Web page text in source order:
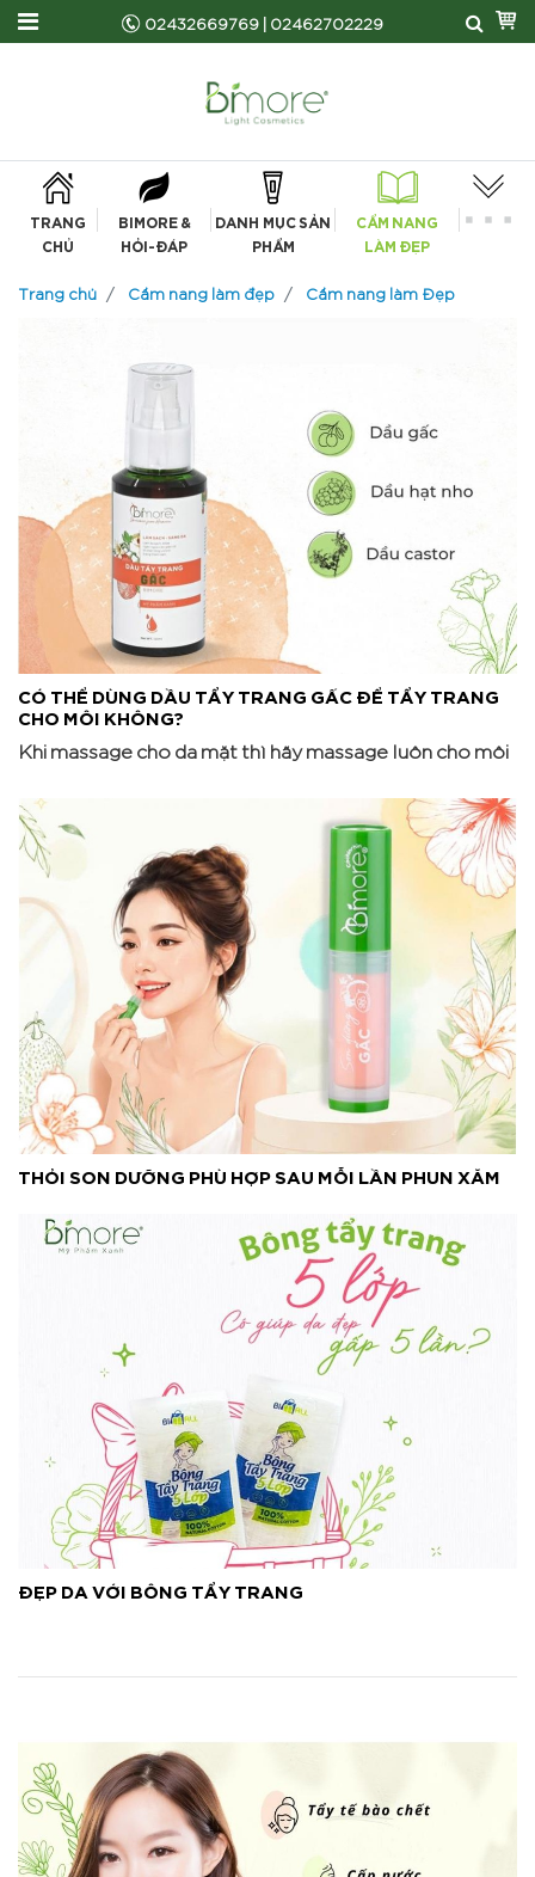
02432669769|02462702229
TRANG
CHỦ
BIMORE &
HỎI-ĐÁP
DANH MỤC SẢN
PHẨM
CẨM NANG
LÀM ĐẸP
Trang chủ Cẩm nang làm đẹp Cẩm nang làm Đẹp
CÓ THỂ DÙNG DẦU TẨY TRANG GẤC ĐỂ TẨY TRANG
CHO MÔI KHÔNG?
Khi massage cho da mặt thì hãy massage luôn cho môi
THỎI SON DƯỠNG PHÙ HỢP SAU MỖI LẦN PHUN XĂM
ĐẸP DA VỚI BÔNG TẨY TRANG